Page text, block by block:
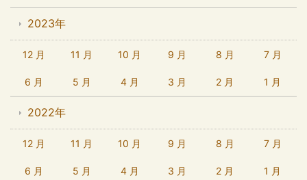
2023年
12 月 11 月 10 月 9 月 8 月 7 月
6 月 5 月 4 月 3 月 2 月 1 月
2022年
12 月 11 月 10 月 9 月 8 月 7 月
6 月 5 月 4 月 3 月 2 月 1 月